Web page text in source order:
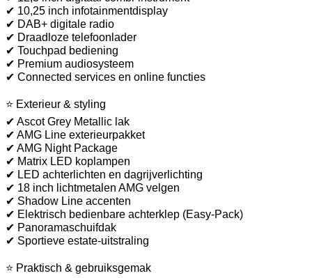
✔ 10,25 inch infotainmentdisplay
✔ DAB+ digitale radio
✔ Draadloze telefoonlader
✔ Touchpad bediening
✔ Premium audiosysteem
✔ Connected services en online functies
⭐ Exterieur & styling
✔ Ascot Grey Metallic lak
✔ AMG Line exterieurpakket
✔ AMG Night Package
✔ Matrix LED koplampen
✔ LED achterlichten en dagrijverlichting
✔ 18 inch lichtmetalen AMG velgen
✔ Shadow Line accenten
✔ Elektrisch bedienbare achterklep (Easy-Pack)
✔ Panoramaschuifdak
✔ Sportieve estate-uitstraling
⭐ Praktisch & gebruiksgemak